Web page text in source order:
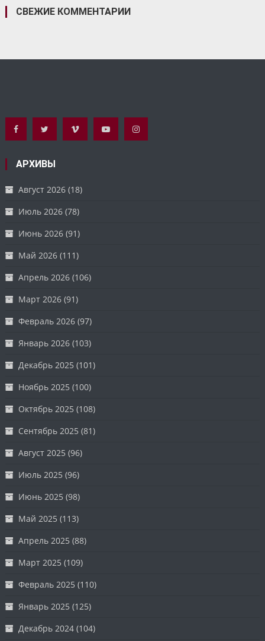
СВЕЖИЕ КОММЕНТАРИИ
АРХИВЫ
Август 2026 (18)
Июль 2026 (78)
Июнь 2026 (91)
Май 2026 (111)
Апрель 2026 (106)
Март 2026 (91)
Февраль 2026 (97)
Январь 2026 (103)
Декабрь 2025 (101)
Ноябрь 2025 (100)
Октябрь 2025 (108)
Сентябрь 2025 (81)
Август 2025 (96)
Июль 2025 (96)
Июнь 2025 (98)
Май 2025 (113)
Апрель 2025 (88)
Март 2025 (109)
Февраль 2025 (110)
Январь 2025 (125)
Декабрь 2024 (104)